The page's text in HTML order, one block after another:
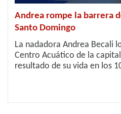
Andrea rompe la barrera
Santo Domingo
La nadadora Andrea Becali
Centro Acuático de la
resultado de su vida en los